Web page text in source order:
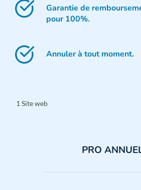
Garantie de
pour 100%.
Annuler à tout moment.
1 Site web
PRO